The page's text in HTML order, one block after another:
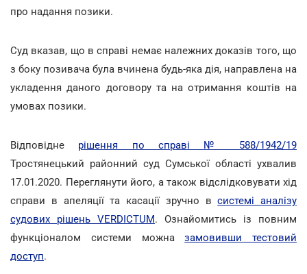
про надання позики.
Суд вказав, що в справі немає належних доказів того, що
з боку позивача була вчинена будь-яка дія, направлена на
укладення даного договору та на отримання коштів на
умовах позики.
Відповідне рішення по справі № 588/1942/19
Тростянецький районний суд Сумської області ухвалив
17.01.2020. Переглянути його, а також відслідковувати хід
справи в апеляції та касації зручно всистемі аналізу
судових рішень VERDICTUM. Ознайомитись із повним
функціоналом системи можназамовивши тестовий
доступ.